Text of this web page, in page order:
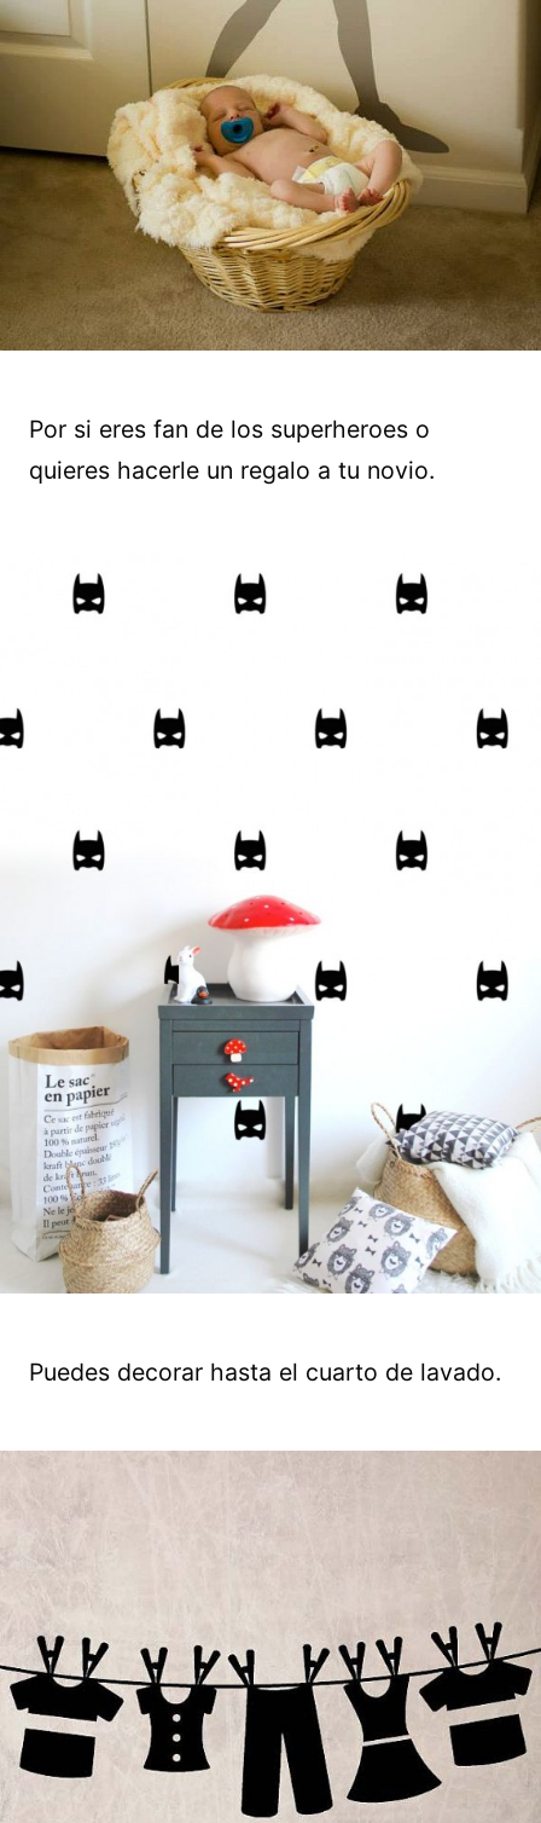
Por si eres fan de los superheroes o
quieres hacerle un regalo a tu novio.
Puedes decorar hasta el cuarto de lavado.